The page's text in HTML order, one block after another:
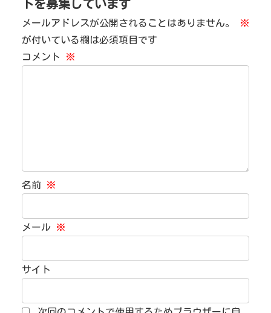
トを募集しています
メールアドレスが公開されることはありません。
※
が付いている欄は必須項目です
コメント
※
名前 ※
メール ※
サイト